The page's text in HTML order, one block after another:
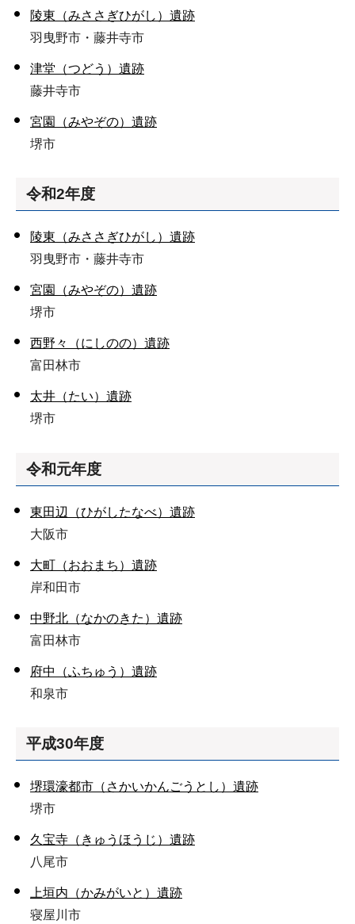
陵東（みささぎひがし）遺跡
羽曳野市・藤井寺市
津堂（つどう）遺跡
藤井寺市
宮園（みやぞの）遺跡
堺市
令和2年度
陵東（みささぎひがし）遺跡
羽曳野市・藤井寺市
宮園（みやぞの）遺跡
堺市
西野々（にしのの）遺跡
富田林市
太井（たい）遺跡
堺市
令和元年度
東田辺（ひがしたなべ）遺跡
大阪市
大町（おおまち）遺跡
岸和田市
中野北（なかのきた）遺跡
富田林市
府中（ふちゅう）遺跡
和泉市
平成30年度
堺環濠都市（さかいかんごうとし）遺跡
堺市
久宝寺（きゅうほうじ）遺跡
八尾市
上垣内（かみがいと）遺跡
寝屋川市